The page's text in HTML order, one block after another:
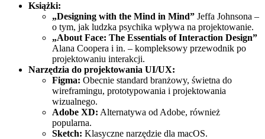
Książki:
„Designing with the Mind in Mind” Jeffa Johnsona –
o tym, jak ludzka psychika wpływa na projektowanie.
„About Face: The Essentials of Interaction Design”
Alana Coopera i in. – kompleksowy przewodnik po
projektowaniu interakcji.
Narzędzia do projektowania UI/UX:
Figma: Obecnie standard branżowy, świetna do
wireframingu, prototypowania i projektowania
wizualnego.
Adobe XD: Alternatywa od Adobe, również
popularna.
Sketch: Klasyczne narzędzie dla macOS.